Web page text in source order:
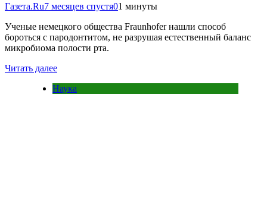
Газета.Ru7 месяцев спустя01 минуты
Ученые немецкого общества Fraunhofer нашли способ
бороться с пародонтитом, не разрушая естественный баланс
микробиома полости рта.
Читать далее
Наука